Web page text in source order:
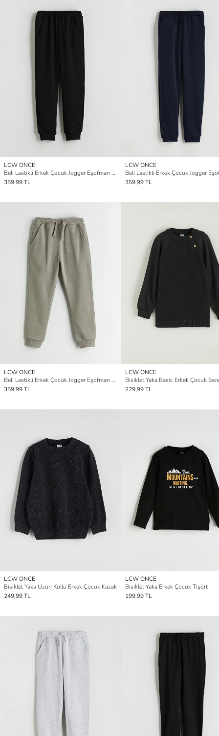
LCW ONCE
Beli Lastikli Erkek Çocuk Jogger Eşofman Altı
359,99 TL
LCW ONCE
359,99 TL
LCW ONCE
Beli Lastikli Erkek Çocuk Jogger Eşofman Altı
359,99 TL
LCW ONCE
Bisiklet Yaka Basic Erkek Çocuk
229,99 TL
LCW ONCE
Bisiklet Yaka Uzun Kollu Erkek Çocuk Kazak
249,99 TL
LCW ONCE
Bisiklet Yaka Erkek Çocuk Tişört
199,99 TL